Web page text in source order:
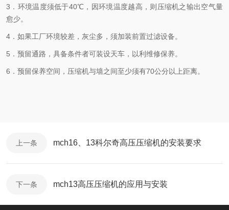
3．环境温度须低于40℃，因环境温度越高，则压缩机之输出空气量
愈少。
4．如果工厂环境较差，灰尘多，须加装前置过滤设备。
5．预留通路，具备条件者可装设天车，以利维修保养。
6．预留保养空间，压缩机与墙之间至少须有70公分以上距离。
上一条 mch16、13科尔奇高压压缩机的安装要求
下一条 mch13高压压缩机的应用与安装